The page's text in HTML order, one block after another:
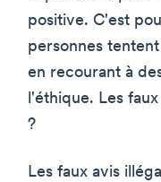
positive. C'est
personnes
en recourant à
l'éthique. Les
?
Les faux avis